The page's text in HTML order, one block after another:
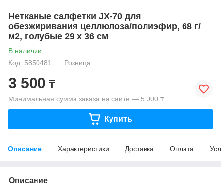
Нетканые салфетки JX-70 для
обезжиривания целлюлоза/полиэфир, 68 г/
м2, голубые 29 х 36 см
В наличии
Код: 5850481
Розница
3 500 ₸
Минимальная сумма заказа на сайте — 5 000 ₸
Купить
Описание Характеристики Доставка Оплата
Описание